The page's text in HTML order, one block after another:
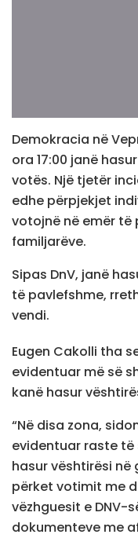
Demokracia në
ora 17:00 janë
votës. Një tjetër
edhe përpjekjet
votojnë në emër të
familjarëve.
Sipas DnV, janë
të pavlefshme,
vendi.
Eugen Cakolli tha
evidentuar më së
kanë hasur
“Në disa zona,
evidentuar raste
hasur vështirësi në
përket votimit me
vëzhguesit e DNV-
dokumenteve me